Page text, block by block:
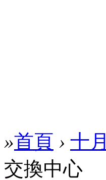
»首頁 › 十
交換中心